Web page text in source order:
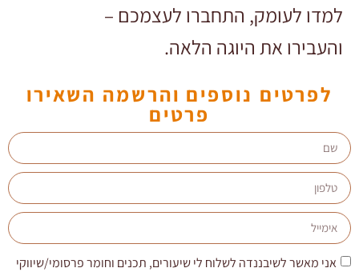
למדו לעומק, התחברו לעצמכם –
והעבירו את היוגה הלאה.
לפרטים נוספים והרשמה השאירו
פרטים
אני מאשר לשיבננדה לשלוח לי שיעורים, תכנים וחומר פרסומי/שיווקי